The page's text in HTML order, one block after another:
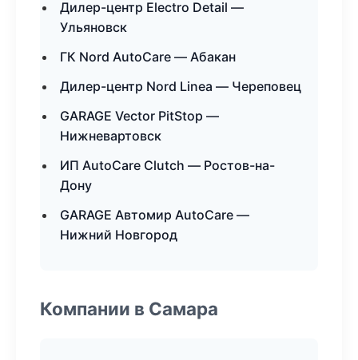
Дилер-центр Electro Detail —
Ульяновск
ГК Nord AutoCare — Абакан
Дилер-центр Nord Linea — Череповец
GARAGE Vector PitStop —
Нижневартовск
ИП AutoCare Clutch — Ростов-на-
Дону
GARAGE Автомир AutoCare —
Нижний Новгород
Компании в Самара